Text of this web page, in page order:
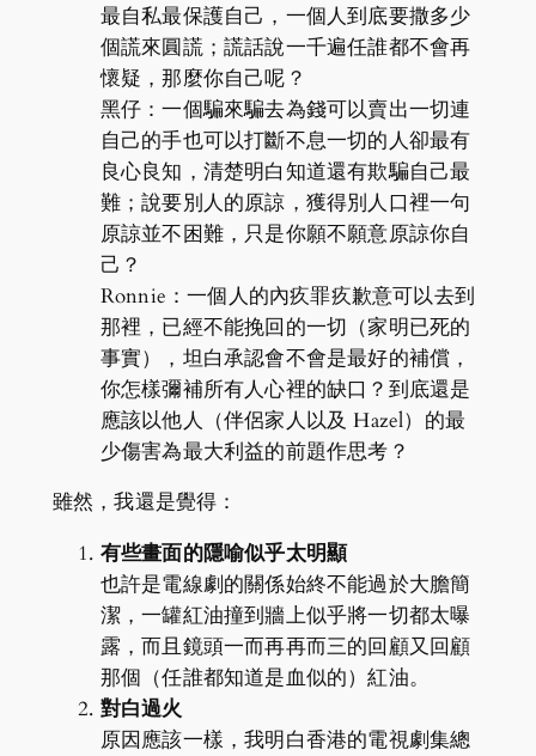
最自私最保護自己，一個人到底要撒多少
個謊來圓謊；謊話說一千遍任誰都不會再
懷疑，那麼你自己呢？
黑仔：一個騙來騙去為錢可以賣出一切連
自己的手也可以打斷不息一切的人卻最有
良心良知，清楚明白知道還有欺騙自己最
難；說要別人的原諒，獲得別人口裡一句
原諒並不困難，只是你願不願意原諒你自
己？
Ronnie：一個人的內疚罪疚歉意可以去到
那裡，已經不能挽回的一切（家明已死的
事實），坦白承認會不會是最好的補償，
你怎樣彌補所有人心裡的缺口？到底還是
應該以他人（伴侶家人以及 Hazel）的最
少傷害為最大利益的前題作思考？
雖然，我還是覺得：
有些畫面的隱喻似乎太明顯
也許是電線劇的關係始終不能過於大膽簡
潔，一罐紅油撞到牆上似乎將一切都太曝
露，而且鏡頭一而再再而三的回顧又回顧
那個（任誰都知道是血似的）紅油。
對白過火
原因應該一樣，我明白香港的電視劇集總